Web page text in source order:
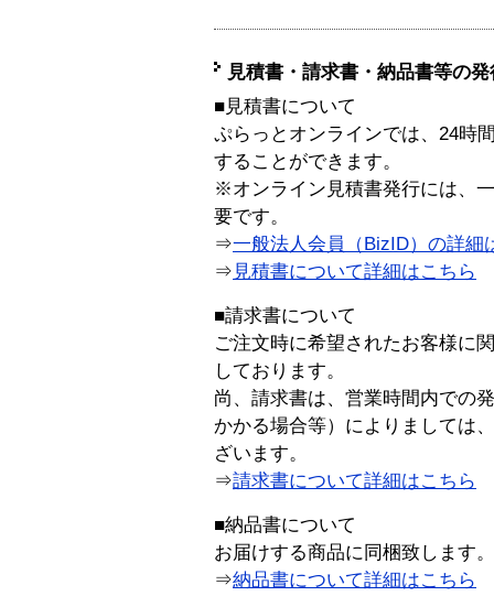
見積書・請求書・納品書等の
■見積書について
ぷらっとオンラインでは、24時
することができます。
※オンライン見積書発行には、
要です。
⇒一般法人会員（BizID）の詳細
⇒ 見積書について詳細はこちら
■請求書について
ご注文時に希望されたお客様に
しております。
尚、請求書は、営業時間内での
かかる場合等）によりましては
ざいます。
⇒請求書について詳細はこちら
■納品書について
お届けする商品に同梱致します。
⇒納品書について詳細はこちら